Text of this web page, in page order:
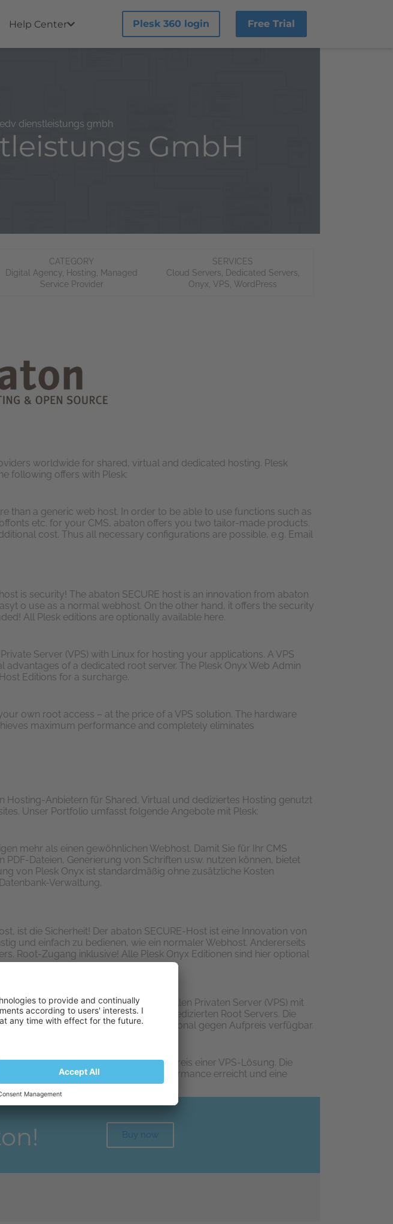
Help Center Plesk 360 login Free Trial
dienstleistungs gmbh
GmbH
CATEGORY
Digital Agency Hosting Managed
Service Provider
SERVICES
Cloud Servers Dedicated Servers
Onyx ,VPS ,WordPress
worldwide for shared, virtual and dedicated hosting. Plesk
following offers with Plesk:
than a generic web host. In order to be able to use functions such as
etc. for your CMS, abaton offers you two tailor-made products.
cost. Thus all necessary configurations are possible, e.g. Email
is security! The abaton SECURE host is an innovation from abaton
o use as a normal webhost. On the other hand, it offers the security
All Plesk editions are optionally available here.
Server (VPS) with Linux for hosting your applications. A VPS
of a dedicated root server. The Plesk Onyx Web Admin
Editions for a surcharge.
own root access – at the price of a VPS solution. The hardware
maximum performance and completely eliminates
Anbietern für Shared, Virtual und dediziertes Hosting genutzt
Unser Portfolio umfasst folgende Angebote mit Plesk:
mehr als einen gewöhnlichen Webhost. Damit Sie für Ihr CMS
Dateien, Generierung von Schriften usw. nutzen können, bietet
von Plesk Onyx ist standardmäßig ohne zusätzliche Kosten
Verwaltung,
ist die Sicherheit! Der abaton SECURE-Host ist eine Innovation von
und einfach zu bedienen, wie ein normaler Webhost. Andererseits
Root-Zugang inklusive! Alle Plesk Onyx Editionen sind hier optional
Ihrer Applikationen einen Virtuellen Privaten Server (VPS) mit
mit den technischen Vorteilen eines dedizierten Root Servers. Die
Pro oder Web Host Edition ist optional gegen Aufpreis verfügbar.
einen eigenen Root-Zugang – zum Preis einer VPS-Lösung. Die
Damit wird die maximale Performance erreicht und eine
Buy now